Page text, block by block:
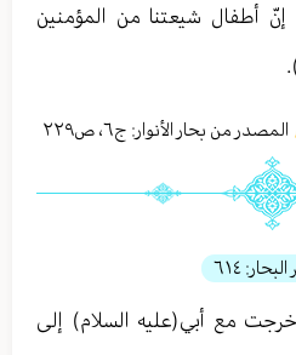
إنّ أطفال شيعتنا من المؤمنين
المصدر من بحار الأنوار: ج٦، ص٢٢٩
٦١٤
مع أبي(عليه السلام) إلى